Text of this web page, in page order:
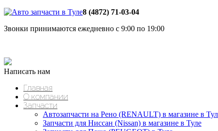
8 (4872) 71-03-04
Звонки принимаются ежедневно с 9:00 по 19:00
Написать нам
Главная
О компании
Запчасти
Автозапчасти на Рено (RENAULT) в магазине в
Запчасти для Ниссан (Nissan) в магазине в Туле